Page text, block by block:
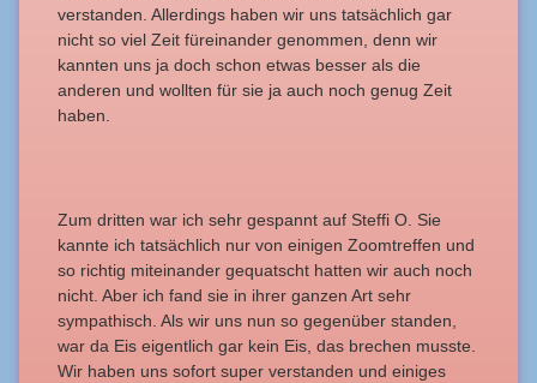
verstanden. Allerdings haben wir uns tatsächlich gar
nicht so viel Zeit füreinander genommen, denn wir
kannten uns ja doch schon etwas besser als die
anderen und wollten für sie ja auch noch genug Zeit
haben.
Zum dritten war ich sehr gespannt auf Steffi O. Sie
kannte ich tatsächlich nur von einigen Zoomtreffen und
so richtig miteinander gequatscht hatten wir auch noch
nicht. Aber ich fand sie in ihrer ganzen Art sehr
sympathisch. Als wir uns nun so gegenüber standen,
war da Eis eigentlich gar kein Eis, das brechen musste.
Wir haben uns sofort super verstanden und einiges